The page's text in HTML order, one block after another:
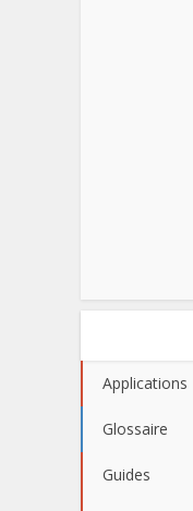
Applications
Glossaire
Guides